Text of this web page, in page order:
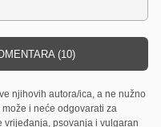
(10)
njihovih autora/ica, a ne nužno
i neće odgovarati za
vrijeđanja, psovanja i vulgaran